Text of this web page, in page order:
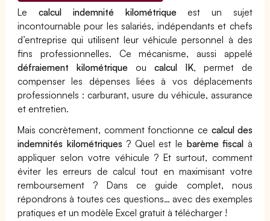
Le calcul indemnité kilométriqueest un sujet
incontournable pour les salariés, indépendants et chefs
d’entreprise qui utilisent leur véhicule personnel à des
fins professionnelles. Ce mécanisme, aussi appelé
défraiement kilométrique ou calcul IK, permet de
compenser les dépenses liées à vos déplacements
professionnels : carburant, usure du véhicule, assurance
et entretien.
Mais concrètement, comment fonctionne ce calcul des
indemnités kilométriques ? Quel est le barème fiscal à
appliquer selon votre véhicule ? Et surtout, comment
éviter les erreurs de calcul tout en maximisant votre
remboursement ? Dans ce guide complet, nous
répondrons à toutes ces questions… avec des exemples
pratiques et un modèle Excel gratuit à télécharger !